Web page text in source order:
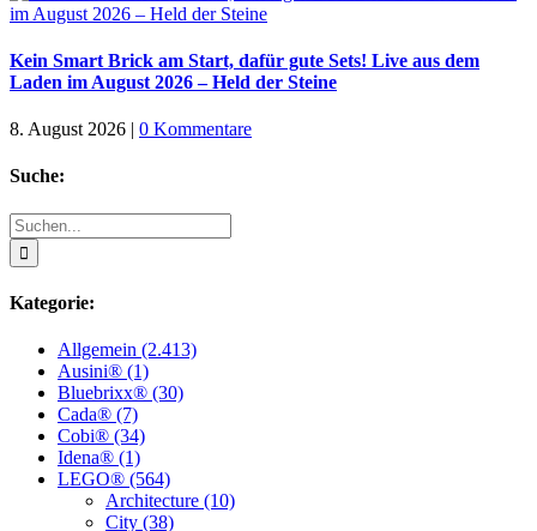
Kein Smart Brick am Start, dafür gute Sets! Live aus dem
Laden im August 2026 – Held der Steine
8. August 2026 | 0 Kommentare
Suche:
Suche
nach:
Kategorie:
Allgemein (2.413)
Ausini® (1)
Bluebrixx® (30)
Cada® (7)
Cobi® (34)
Idena® (1)
LEGO® (564)
Architecture (10)
City (38)